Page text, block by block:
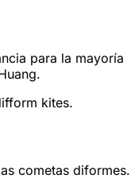
para la mayoría
kites.
cometas diformes.